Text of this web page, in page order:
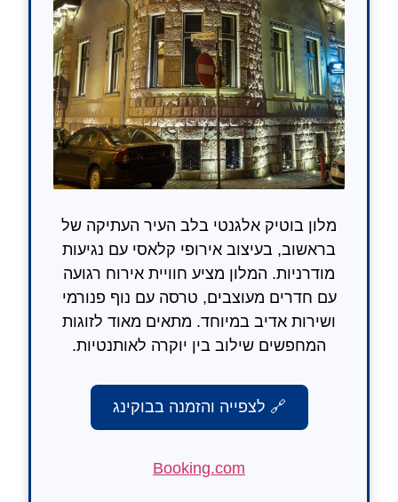
מלון בוטיק אלגנטי בלב העיר העתיקה של
בראשוב, בעיצוב אירופי קלאסי עם נגיעות
מודרניות. המלון מציע חוויית אירוח רגועה
עם חדרים מעוצבים, טרסה עם נוף פנורמי
ושירות אדיב במיוחד. מתאים מאוד לזוגות
המחפשים שילוב בין יוקרה לאותנטיות.
🔗 לצפייה והזמנה בבוקינג
Booking.com